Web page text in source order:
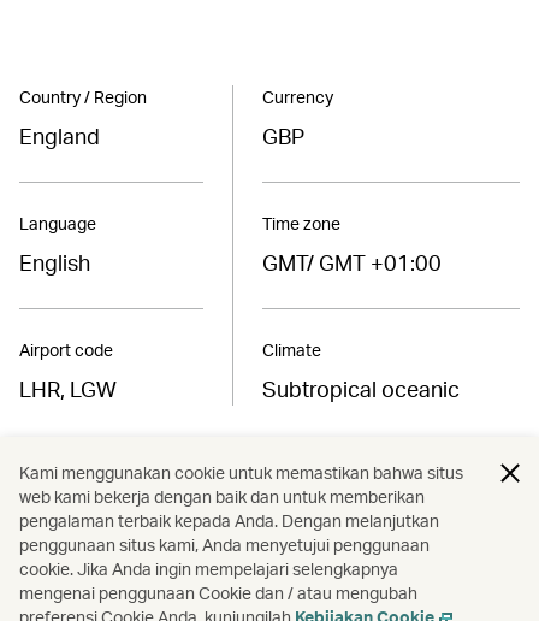
Country / Region
England
Language
English
Airport code
LHR, LGW
Currency
GBP
Time zone
GMT/ GMT +01:00
Climate
Subtropical oceanic
Find the best fares to
London
Book now
Kami menggunakan cookie untuk memastikan bahwa situs
web kami bekerja dengan baik dan untuk memberikan
pengalaman terbaik kepada Anda. Dengan melanjutkan
penggunaan situs kami, Anda menyetujui penggunaan
cookie. Jika Anda ingin mempelajari selengkapnya
mengenai penggunaan Cookie dan / atau mengubah
preferensi Cookie Anda, kunjungilah Kebijakan Cookie